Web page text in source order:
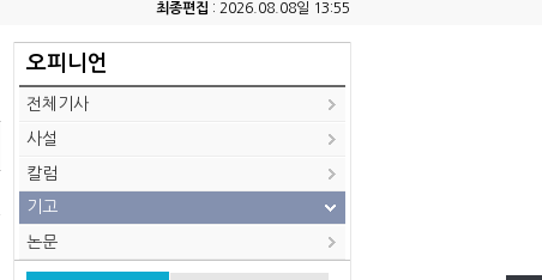
최종편집 : 2026.08.08일 13:55
오피니언
전체기사
사설
칼럼
기고
논문